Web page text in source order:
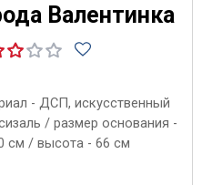
Валентинка
- ДСП, искусственный
/ размер основания -
см / высота - 66 см